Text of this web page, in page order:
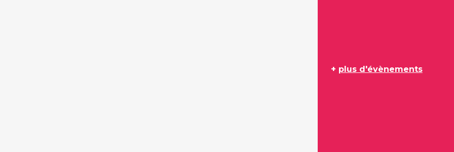
+ plus d'évènements